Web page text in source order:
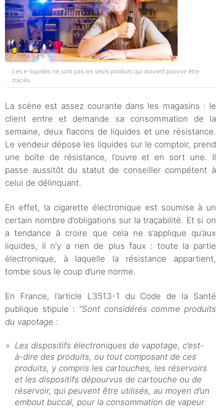
Les e-liquides ne sont pas les seuls produits qui doivent pouvoir être
tracés.
La scène est assez courante dans les magasins : le
client entre et demande sa consommation de la
semaine, deux flacons de liquides et une résistance.
Le vendeur dépose les liquides sur le comptoir, prend
une boîte de résistance, l’ouvre et en sort une. Il
passe aussitôt du statut de conseiller compétent à
celui de délinquant.
En effet, la cigarette électronique est soumise à un
certain nombre d’obligations sur la traçabilité. Et si on
a tendance à croire que cela ne s’applique qu’aux
liquides, il n’y a rien de plus faux : toute la partie
électronique, à laquelle la résistance appartient,
tombe sous le coup d’une norme.
En France, l’article L3513-1 du Code de la Santé
publique stipule : “Sont considérés comme produits
du vapotage :
Les dispositifs électroniques de vapotage, c’est-
à-dire des produits, ou tout composant de ces
produits, y compris les cartouches, les réservoirs
et les dispositifs dépourvus de cartouche ou de
réservoir, qui peuvent être utilisés, au moyen d’un
embout buccal, pour la consommation de vapeur